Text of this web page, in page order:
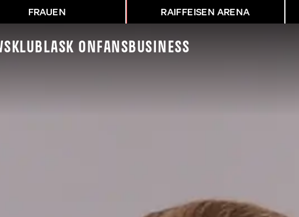
FRAUEN RAIFFEISEN ARENA
Klub LASK On Fans Business